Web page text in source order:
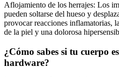
Aflojamiento de los herrajes: Los
pueden soltarse del hueso y
provocar reacciones inflamatorias,
de la piel y una dolorosa
¿Cómo sabes si tu cuerpo
hardware?